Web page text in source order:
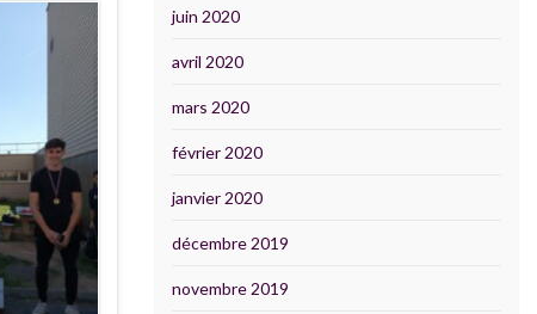
juin 2020
avril 2020
mars 2020
février 2020
janvier 2020
décembre 2019
novembre 2019